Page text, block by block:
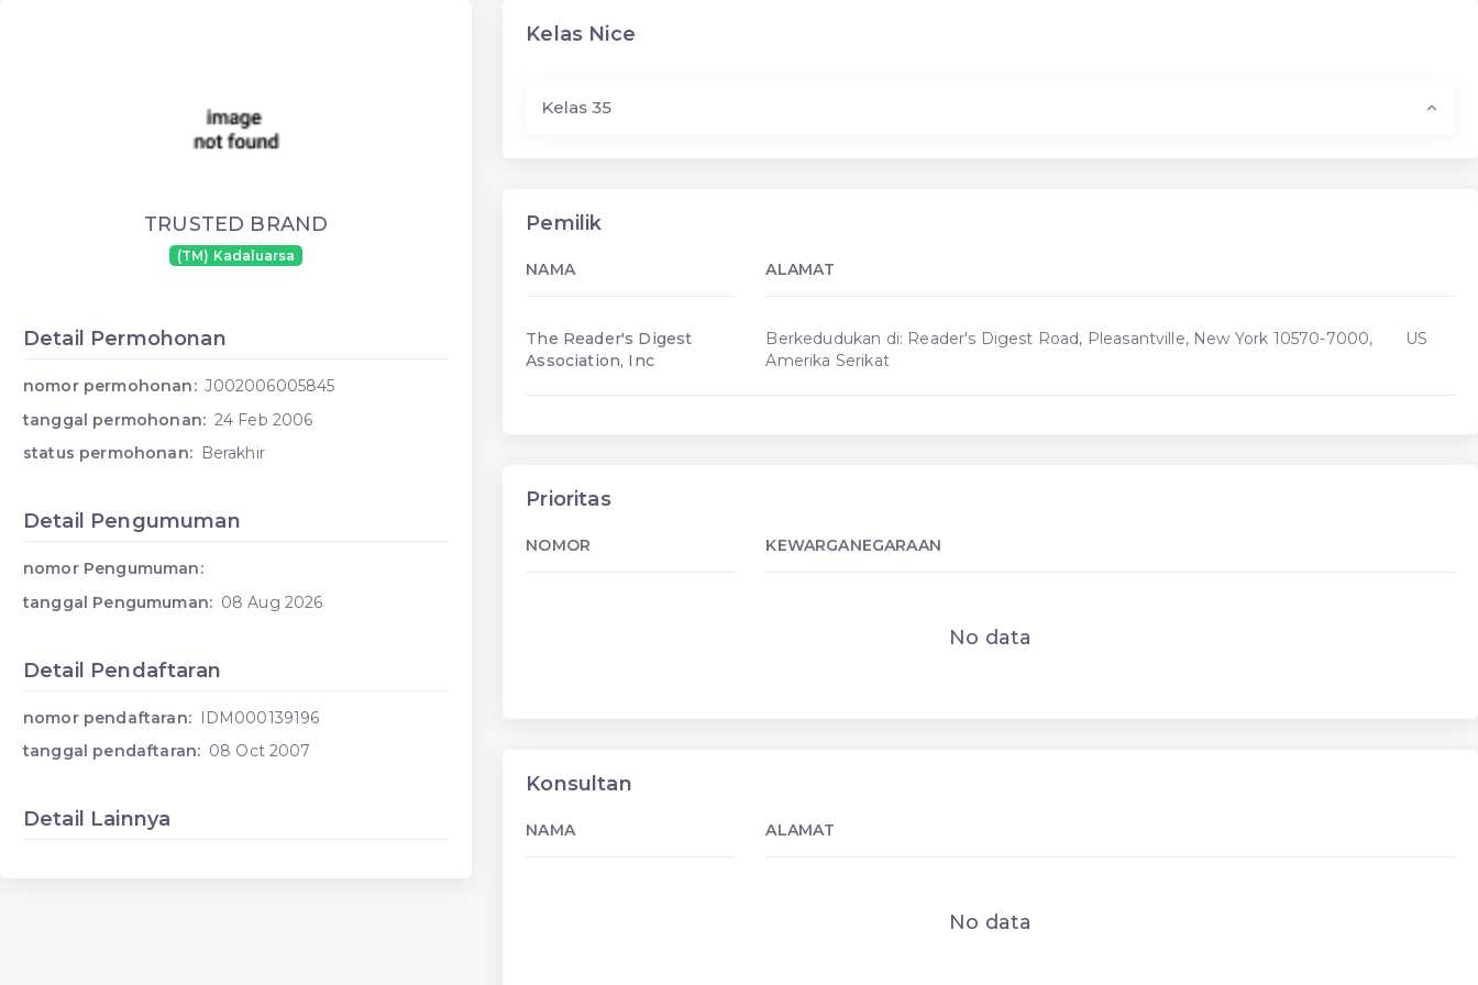
TRUSTED BRAND
(TM) Kadaluarsa
Detail Permohonan
nomor permohonan: J002006005845
tanggal permohonan: 24 Feb 2006
status permohonan: Berakhir
Detail Pengumuman
nomor Pengumuman:
tanggal Pengumuman: 08 Aug 2026
Detail Pendaftaran
nomor pendaftaran: IDM000139196
tanggal pendaftaran: 08 Oct 2007
Detail Lainnya
Kelas Nice
Kelas 35
Pemilik
NAMA ALAMAT
The Reader's Digest
Association, Inc
Berkedudukan di: Reader's Digest Road, Pleasantville, New York 10570-7000,
Amerika Serikat
US
Prioritas
NOMOR KEWARGANEGARAAN
No data
Konsultan
NAMA ALAMAT
No data